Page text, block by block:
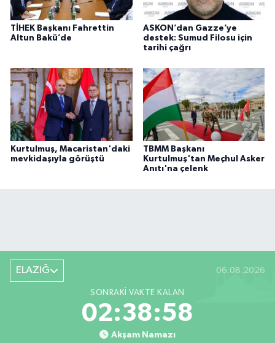
TİHEK Başkanı Fahrettin
Altun Bakü’de
ASKON’dan Gazze’ye
destek: Sumud Filosu için
tarihi çağrı
Kurtulmuş, Macaristan'daki
mevkidaşıyla görüştü
TBMM Başkanı
Kurtulmuş'tan Meçhul Asker
Anıtı'na çelenk
ELAZIĞ 06.08.2026
SONRAKI VAKTE KALAN
02:38:58
Akşam Namazı